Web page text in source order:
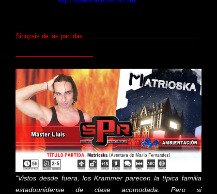
Sinopsis de las partidas
"Vistos desde fuera, los Krammer parecen la típica familia
estadounidense de clase acomodada. Pero si